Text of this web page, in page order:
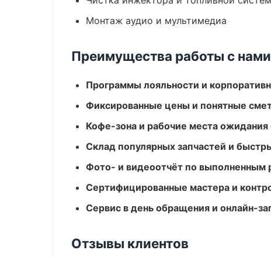
Монтаж аудио и мультимедиа
Преимущества работы с нами
Программы лояльности и
Фиксированные цены и понятные
Кофе-зона и рабочие места ожидания
Склад популярных запчастей и
Фото- и видеоотчёт по выполненным
Сертифицированные мастера и
Сервис в день обращения и онлайн-
Отзывы клиентов